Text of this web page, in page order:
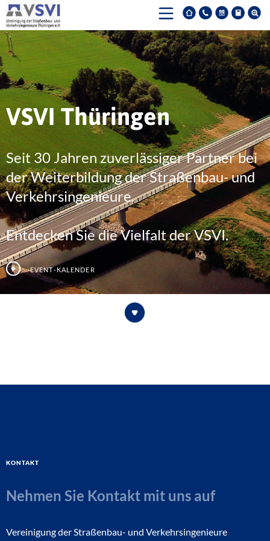
VSVI Thüringen
Seit 30 Jahren zuverlässiger Partner bei
der Weiterbildung der Straßenbau- und
Verkehrsingenieure.
Entdecken Sie die Vielfalt der VSVI.
Event-Kalender
Kontakt
Nehmen Sie Kontakt mit uns auf
Vereinigung der Straßenbau- und Verkehrsingenieure